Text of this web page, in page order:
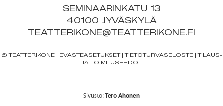
SEMINAARINKATU 13
40100 JYVÄSKYLÄ
TEATTERIKONE@TEATTERIKONE.FI
© TEATTERIKONE | EVÄSTEASETUKSET |TIETOTURVASELOSTE|TILAUS-
JA TOIMITUSEHDOT
Sivusto:Tero Ahonen